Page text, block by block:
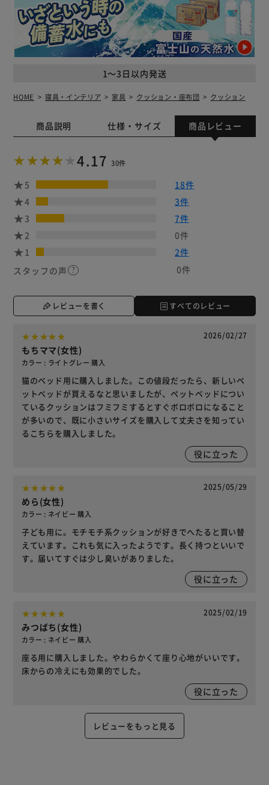
1～3日以内発送
HOME 寝具・インテリア 家具 クッション・座布団 クッション
商品説明 仕様・サイズ 商品レビュー
4.17 30件
5
18件
4
3件
3
7件
2
0件
1
2件
スタッフの声
0件
レビューを書く すべてのレビュー
2026/02/27
もちママ(女性)
カラー : ライトグレー 購入
猫のベッド用に購入しました。この値段だったら、新しいペ
ットベッドが買えるなと思いましたが、ペットベッドについ
ているクッションはフミフミするとすぐボロボロになること
が多いので、既に小さいサイズを購入して丈夫さを知ってい
るこちらを購入しました。
役に立った
2025/05/29
めら(女性)
カラー : ネイビー 購入
子ども用に。モチモチ系クッションが好きでへたると買い替
えています。これも気に入ったようです。長く持つといいで
す。届いてすぐは少し臭いがありました。
役に立った
2025/02/19
みつばち(女性)
カラー : ネイビー 購入
座る用に購入しました。やわらかくて座り心地がいいです。
床からの冷えにも効果的でした。
役に立った
レビューをもっと見る